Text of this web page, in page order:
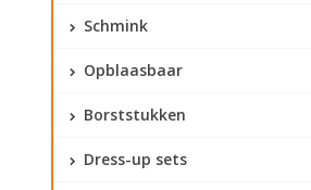
Schmink
Opblaasbaar
Borststukken
Dress-up sets